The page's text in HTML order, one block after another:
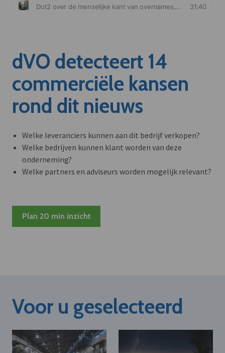
dVO detecteert 14
commerciële kansen
rond dit nieuws
Welke leveranciers kunnen aan dit bedrijf verkopen?
Welke bedrijven kunnen klant worden van deze
onderneming?
Welke partners en adviseurs worden mogelijk relevant?
Plan 20 min inzicht
Voor u geselecteerd